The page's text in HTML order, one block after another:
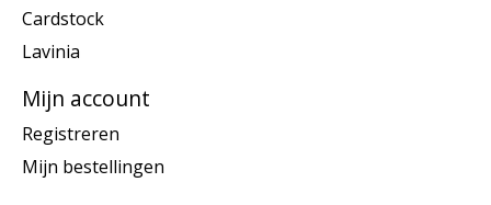
Cardstock
Lavinia
Mijn account
Registreren
Mijn bestellingen